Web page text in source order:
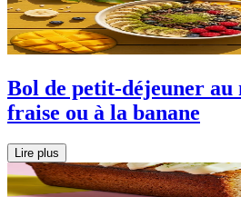
Bol de petit-déjeuner au
fraise ou à la banane
Lire plus